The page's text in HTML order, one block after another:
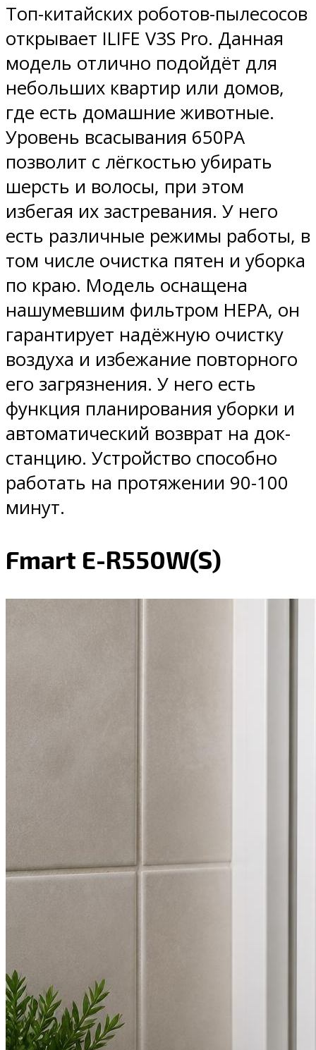
Топ-китайских роботов-пылесосов
открывает ILIFE V3S Pro. Данная
модель отлично подойдёт для
небольших квартир или домов,
где есть домашние животные.
Уровень всасывания 650PA
позволит с лёгкостью убирать
шерсть и волосы, при этом
избегая их застревания. У него
есть различные режимы работы, в
том числе очистка пятен и уборка
по краю. Модель оснащена
нашумевшим фильтром HEPA, он
гарантирует надёжную очистку
воздуха и избежание повторного
его загрязнения. У него есть
функция планирования уборки и
автоматический возврат на док-
станцию. Устройство способно
работать на протяжении 90-100
минут.
Fmart E-R550W(S)